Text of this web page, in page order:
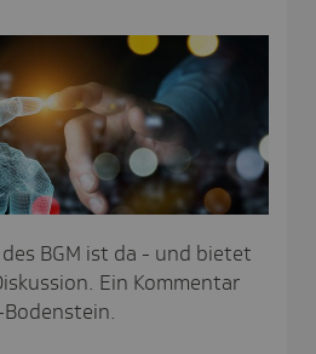
BGM ist da - und bietet
Ein Kommentar